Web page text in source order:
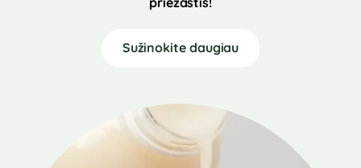
Sužinokite daugiau